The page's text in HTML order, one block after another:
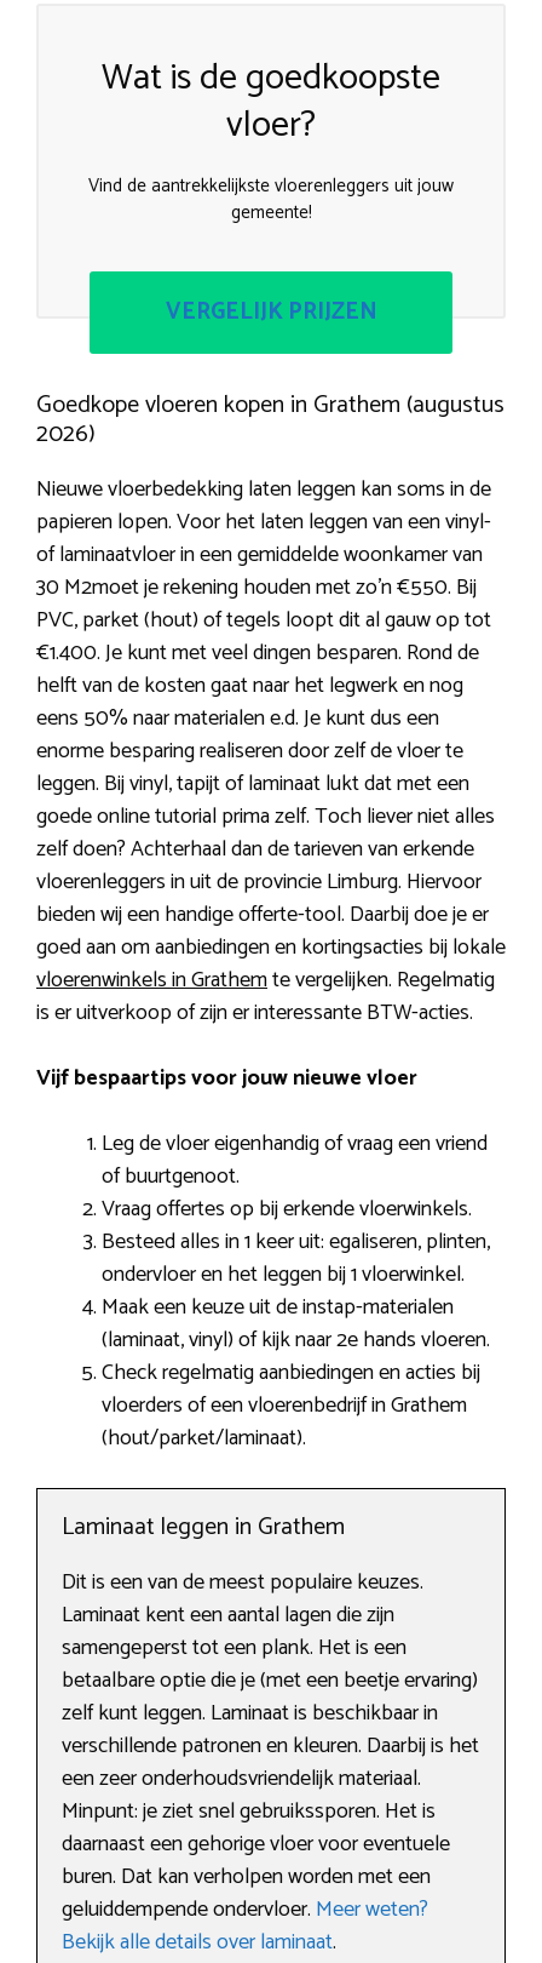
Wat is de goedkoopste
vloer?
Vind de aantrekkelijkste vloerenleggers uit jouw
gemeente!
VERGELIJK PRIJZEN
Goedkope vloeren kopen in Grathem (augustus
2026)
Nieuwe vloerbedekking laten leggen kan soms in de
papieren lopen. Voor het laten leggen van een vinyl-
of laminaatvloer in een gemiddelde woonkamer van
30 M2moet je rekening houden met zo’n €550. Bij
PVC, parket (hout) of tegels loopt dit al gauw op tot
€1.400. Je kunt met veel dingen besparen. Rond de
helft van de kosten gaat naar het legwerk en nog
eens 50% naar materialen e.d. Je kunt dus een
enorme besparing realiseren door zelf de vloer te
leggen. Bij vinyl, tapijt of laminaat lukt dat met een
goede online tutorial prima zelf. Toch liever niet alles
zelf doen? Achterhaal dan de tarieven van erkende
vloerenleggers in uit de provincie Limburg. Hiervoor
bieden wij een handige offerte-tool. Daarbij doe je er
goed aan om aanbiedingen en kortingsacties bij lokale
vloerenwinkels in Grathemte vergelijken. Regelmatig
is er uitverkoop of zijn er interessante BTW-acties.
Vijf bespaartips voor jouw nieuwe vloer
Leg de vloer eigenhandig of vraag een vriend
of buurtgenoot.
Vraag offertes op bij erkende vloerwinkels.
Besteed alles in 1 keer uit: egaliseren, plinten,
ondervloer en het leggen bij 1 vloerwinkel.
Maak een keuze uit de instap-materialen
(laminaat, vinyl) of kijk naar 2e hands vloeren.
Check regelmatig aanbiedingen en acties bij
vloerders of een vloerenbedrijf in Grathem
(hout/parket/laminaat).
Laminaat leggen in Grathem
Dit is een van de meest populaire keuzes.
Laminaat kent een aantal lagen die zijn
samengeperst tot een plank. Het is een
betaalbare optie die je (met een beetje ervaring)
zelf kunt leggen. Laminaat is beschikbaar in
verschillende patronen en kleuren. Daarbij is het
een zeer onderhoudsvriendelijk materiaal.
Minpunt: je ziet snel gebruikssporen. Het is
daarnaast een gehorige vloer voor eventuele
buren. Dat kan verholpen worden met een
geluiddempende ondervloer. Meer weten?
Bekijk alle details over laminaat.